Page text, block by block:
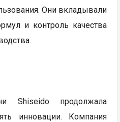
Они вкладывали
и контроль качества
Shiseido продолжала
инновации. Компания